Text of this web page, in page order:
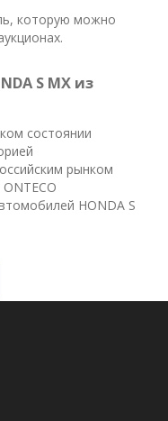
которую можно
S MX из
состоянии
рынком
HONDA S